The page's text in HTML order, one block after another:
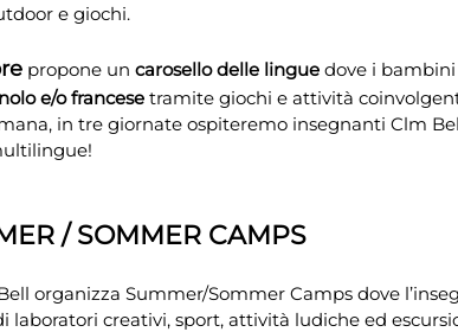
e giochi.
propone un carosello delle lingue dove i
e/o francese tramite giochi e attività
in tre giornate ospiteremo insegnanti Clm
/ SOMMER CAMPS
organizza Summer/Sommer Camps dove
laboratori creativi, sport, attività ludiche ed